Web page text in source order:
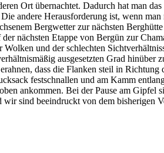
Ort übernachtet. Dadurch hat man
andere Herausforderung ist, wenn
Bergwetter zur nächsten
nächsten Etappe von Bergün zur
und der schlechten
ausgesetzten Grad hinüber
dass die Flanken steil in
festschnallen und am Kamm
ankommen. Bei der Pause am
sind beeindruckt von dem bisherigen